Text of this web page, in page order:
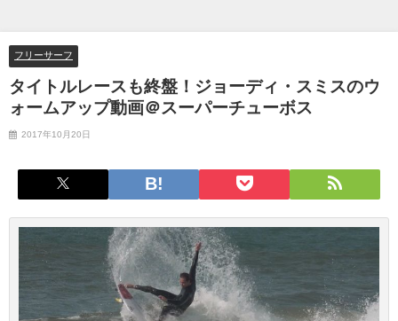
フリーサーフ
タイトルレースも終盤！ジョーディ・スミスのウ
ォームアップ動画＠スーパーチューボス
2017年10月20日